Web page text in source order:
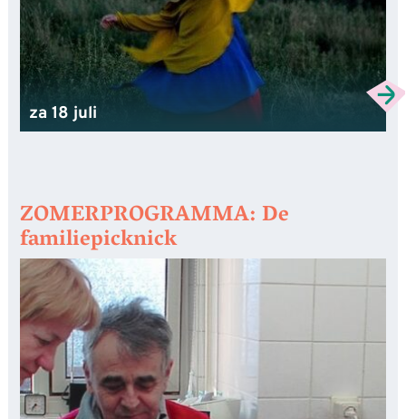
za 18 juli
ZOMERPROGRAMMA: De
familiepicknick